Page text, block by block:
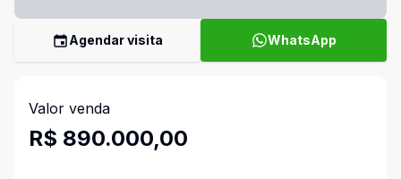
Agendar visita WhatsApp
Valor venda
R$ 890.000,00